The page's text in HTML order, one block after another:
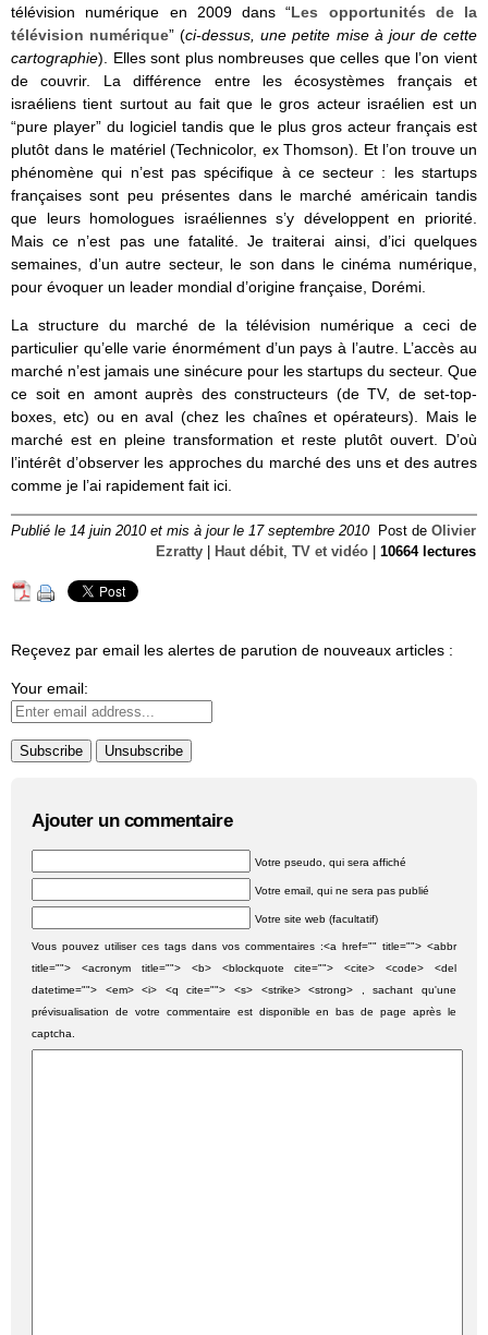
télévision numérique en 2009 dans “Les opportunités de la
télévision numérique” (ci-dessus, une petite mise à jour de cette
cartographie). Elles sont plus nombreuses que celles que l’on vient
de couvrir. La différence entre les écosystèmes français et
israéliens tient surtout au fait que le gros acteur israélien est un
“pure player” du logiciel tandis que le plus gros acteur français est
plutôt dans le matériel (Technicolor, ex Thomson). Et l’on trouve un
phénomène qui n’est pas spécifique à ce secteur : les startups
françaises sont peu présentes dans le marché américain tandis
que leurs homologues israéliennes s’y développent en priorité.
Mais ce n’est pas une fatalité. Je traiterai ainsi, d’ici quelques
semaines, d’un autre secteur, le son dans le cinéma numérique,
pour évoquer un leader mondial d’origine française, Dorémi.
La structure du marché de la télévision numérique a ceci de
particulier qu’elle varie énormément d’un pays à l’autre. L’accès au
marché n’est jamais une sinécure pour les startups du secteur. Que
ce soit en amont auprès des constructeurs (de TV, de set-top-
boxes, etc) ou en aval (chez les chaînes et opérateurs). Mais le
marché est en pleine transformation et reste plutôt ouvert. D’où
l’intérêt d’observer les approches du marché des uns et des autres
comme je l’ai rapidement fait ici.
Publié le 14 juin 2010 et mis à jour le 17 septembre 2010 Post de Olivier
Ezratty
Haut débit, TV et vidéo 10664 lectures
Reçevez par email les alertes de parution de nouveaux articles :
Your email:
Ajouter un commentaire
Votre pseudo, qui sera affiché
Votre email, qui ne sera pas publié
Votre site web (facultatif)
Vous pouvez utiliser ces tags dans vos commentaires :<a href="" title=""> <abbr
title=""> <acronym title=""> <b> <blockquote cite=""> <cite> <code> <del
datetime=""> <em> <i> <q cite=""> <s> <strike> <strong> , sachant qu'une
prévisualisation de votre commentaire est disponible en bas de page après le
captcha.